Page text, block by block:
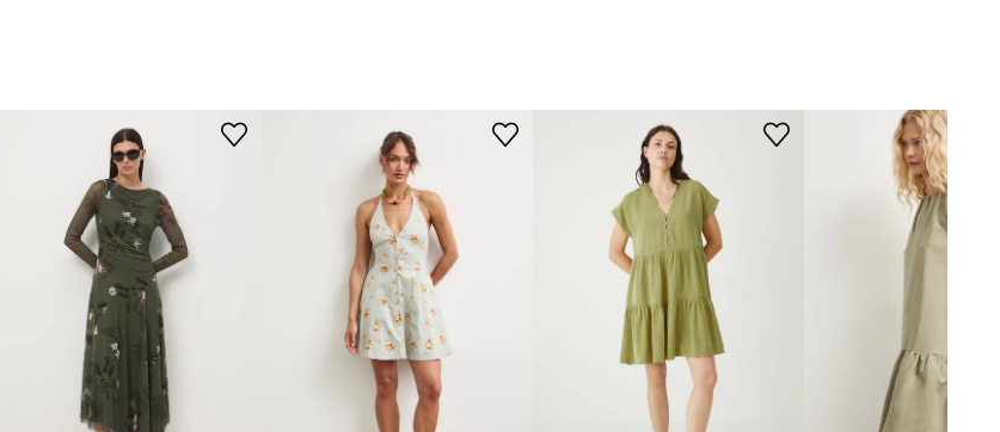
Výrobce
Výstřih: S límečkem
Typ rukávu
se sníženou linií
ramen
Střih modelu
ROZMĚRY
Míry uvedené pro velikost
Délka
93 cm
Šířka podpaží
Šířka pasu